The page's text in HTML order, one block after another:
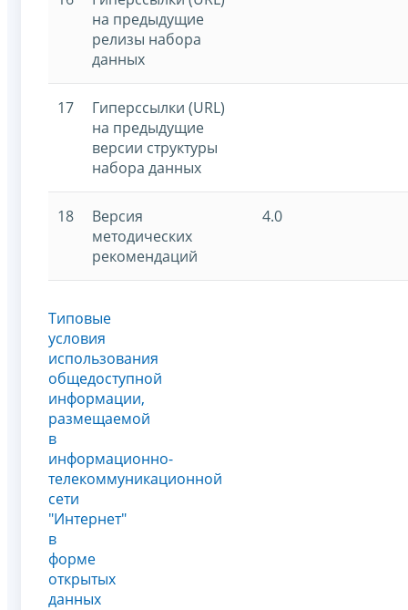
на предыдущие
релизы набора
данных
17
Гиперссылки (URL)
на предыдущие
версии структуры
набора данных
18
Версия
методических
рекомендаций
4.0
Типовые
условия
использования
общедоступной
информации,
размещаемой
в
информационно-
телекоммуникационной
сети
"Интернет"
в
форме
открытых
данных